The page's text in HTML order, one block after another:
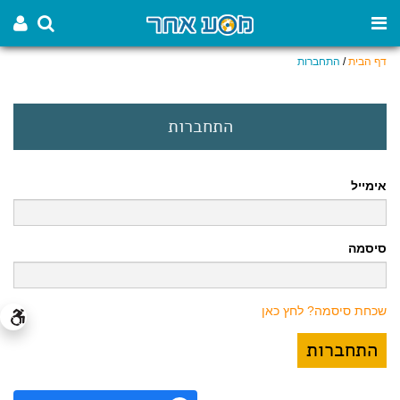
דף הבית/ התחברות
התחברות
אימייל
סיסמה
שכחת סיסמה? לחץ כאן